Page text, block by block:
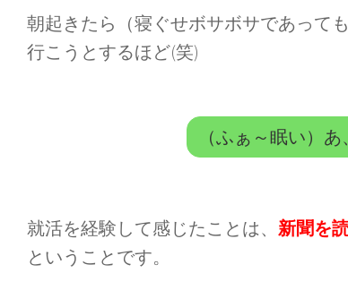
朝起きたら（寝ぐせボサボサであって
行こうとするほど(笑)
（ふぁ～眠い）
就活を経験して感じたことは、 新聞を
ということです。